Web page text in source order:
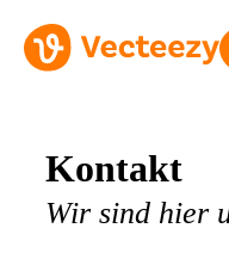
Kontakt
Wir sind hier